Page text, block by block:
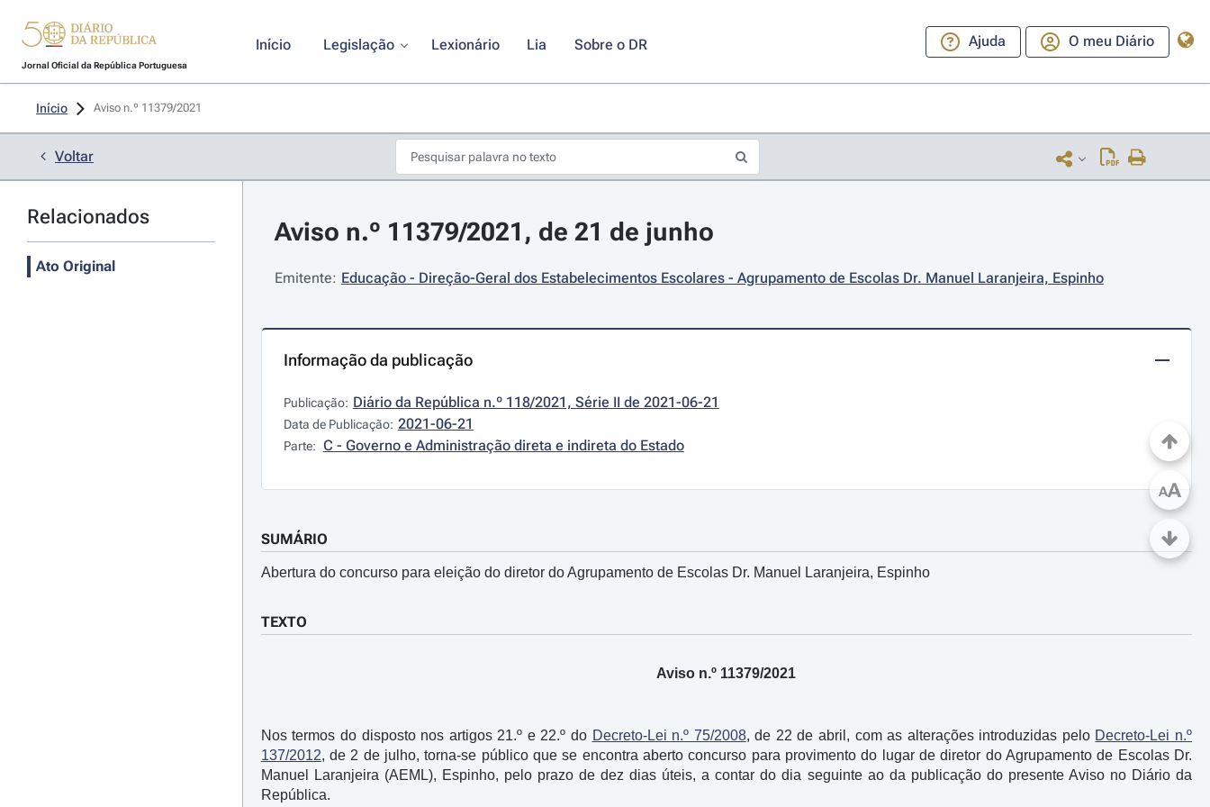
Jornal Oficial da República Portuguesa
Início Legislação Lexionário Lia Sobre o DR Ajuda O meu Diário
Início Aviso n.º 11379/2021
Voltar
Relacionados
Ato Original
Aviso n.º 11379/2021, de 21 de junho
Emitente: Educação - Direção-Geral dos Estabelecimentos Escolares - Agrupamento de Escolas Dr. Manuel Laranjeira, Espinho
Informação da publicação
Publicação: Diário da República n.º 118/2021, Série II de 2021-06-21
Data de Publicação: 2021-06-21
Parte: C - Governo e Administração direta e indireta do Estado
SUMÁRIO
Abertura do concurso para eleição do diretor do Agrupamento de Escolas Dr. Manuel Laranjeira, Espinho
TEXTO
Aviso n.º 11379/2021
Nos termos do disposto nos artigos 21.º e 22.º do Decreto-Lei n.º 75/2008, de 22 de abril, com as alterações introduzidas pelo Decreto-Lei n.º
137/2012, de 2 de julho, torna-se público que se encontra aberto concurso para provimento do lugar de diretor do Agrupamento de Escolas Dr.
Manuel Laranjeira (AEML), Espinho, pelo prazo de dez dias úteis, a contar do dia seguinte ao da publicação do presente Aviso no Diário da
República.
AA